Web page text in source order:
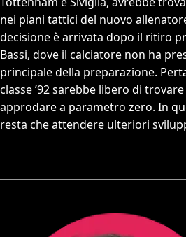
nei piani tattici del nuovo
decisione è arrivata dopo il ritiro
Bassi, dove il calciatore non ha
principale della preparazione.
classe ’92 sarebbe libero di
approdare a parametro zero. In
resta che attendere ulteriori